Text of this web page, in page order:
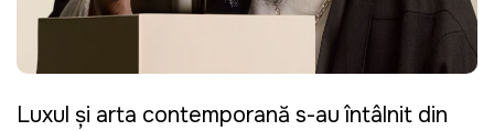
Luxul și arta contemporană s-au întâlnit din